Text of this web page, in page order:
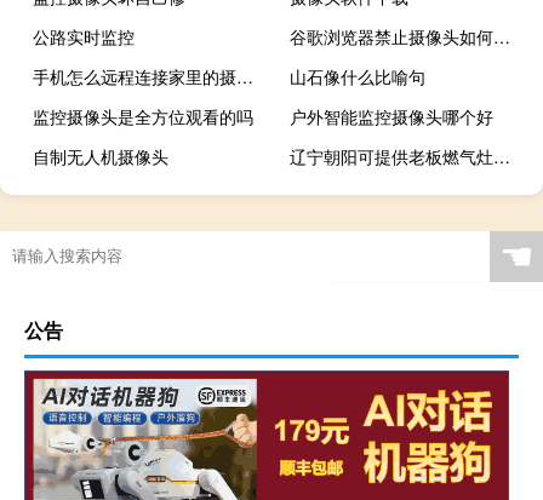
公路实时监控
谷歌浏览器禁止摄像头如何打开
手机怎么远程连接家里的摄像头
山石像什么比喻句
监控摄像头是全方位观看的吗
户外智能监控摄像头哪个好
自制无人机摄像头
辽宁朝阳可提供老板燃气灶维修服务地址在哪
☚
公告